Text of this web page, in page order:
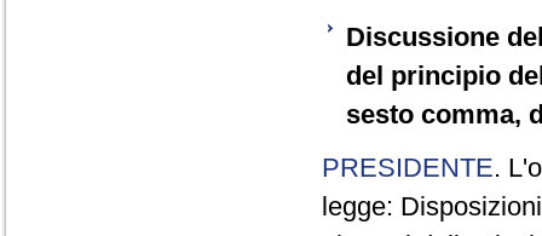
Discussione
del principio
sesto comma,
PRESIDENTE.
legge: